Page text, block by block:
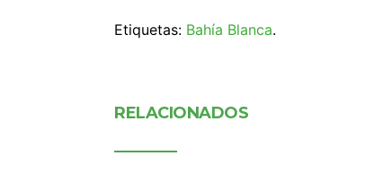
Etiquetas: Bahía Blanca.
RELACIONADOS